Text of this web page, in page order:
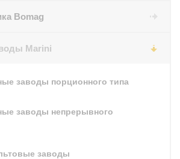
Bomag
Marini
заводы порционного типа
заводы непрерывного
заводы